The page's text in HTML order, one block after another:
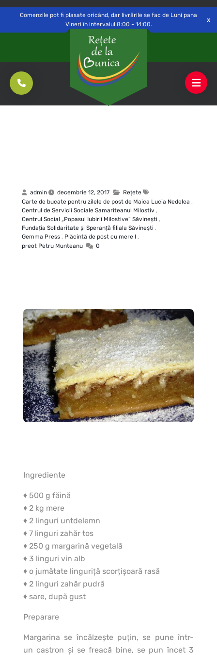
Delivery toSăvinești, NT Switch Open
Comenzile pot fi plasate oricând, dar livrările se fac de Luni pana
Vineri în intervalul 8:00 - 14:00.
admin decembrie 12, 2017
Rețete
Carte de bucate pentru zilele de post de Maica Lucia Nedelea ,
Centrul de Servicii Sociale Samariteanul Milostiv ,
Centrul Social „Popasul Iubirii Milostive” Săvineşti ,
Fundaţia Solidaritate şi Speranţă filiala Săvineşti ,
Gemma Press , Plăcintă de post cu mere I ,
preot Petru Munteanu
0
Ingrediente
♦ 500 g făină
♦ 2 kg mere
♦ 2 linguri untdelemn
♦ 7 linguri zahăr tos
♦ 250 g margarină vegetală
♦ 3 linguri vin alb
♦ o jumătate linguriţă scorţişoară rasă
♦ 2 linguri zahăr pudră
♦ sare, după gust
Preparare
Margarina se încălzeşte puţin, se pune într-
un castron şi se freacă bine, se pun încet 3